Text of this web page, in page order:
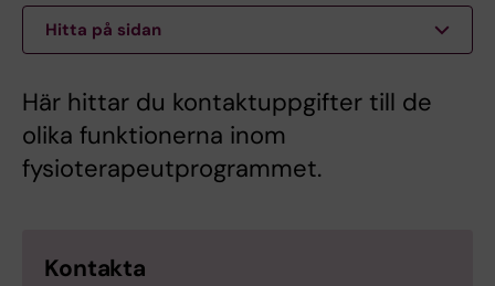
Hitta på sidan
Här hittar du kontaktuppgifter till de
olika funktionerna inom
fysioterapeutprogrammet.
Kontakta